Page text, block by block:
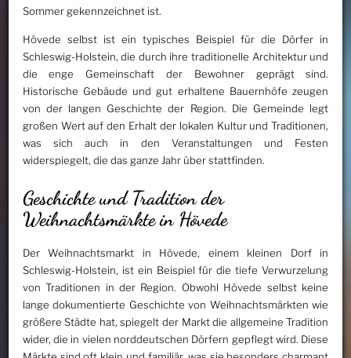
Sommer gekennzeichnet ist.
Hövede selbst ist ein typisches Beispiel für die Dörfer in
Schleswig-Holstein, die durch ihre traditionelle Architektur und
die enge Gemeinschaft der Bewohner geprägt sind.
Historische Gebäude und gut erhaltene Bauernhöfe zeugen
von der langen Geschichte der Region. Die Gemeinde legt
großen Wert auf den Erhalt der lokalen Kultur und Traditionen,
was sich auch in den Veranstaltungen und Festen
widerspiegelt, die das ganze Jahr über stattfinden.
Geschichte und Tradition der
Weihnachtsmärkte in Hövede
Der Weihnachtsmarkt in Hövede, einem kleinen Dorf in
Schleswig-Holstein, ist ein Beispiel für die tiefe Verwurzelung
von Traditionen in der Region. Obwohl Hövede selbst keine
lange dokumentierte Geschichte von Weihnachtsmärkten wie
größere Städte hat, spiegelt der Markt die allgemeine Tradition
wider, die in vielen norddeutschen Dörfern gepflegt wird. Diese